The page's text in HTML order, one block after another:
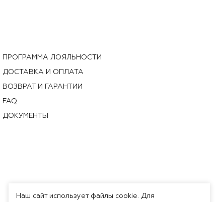
ПРОГРАММА ЛОЯЛЬНОСТИ
ДОСТАВКА И ОПЛАТА
ВОЗВРАТ И ГАРАНТИИ
FAQ
ДОКУМЕНТЫ
Наш сайт использует файлы cookie. Для